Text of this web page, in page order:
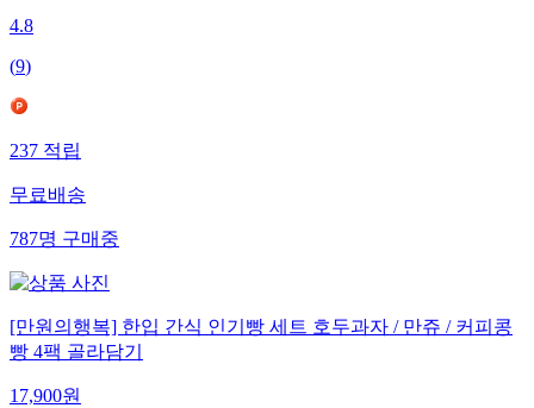
4.8
(9)
237 적립
무료배송
787명 구매중
[만원의행복] 한입 간식 인기빵 세트 호두과자 / 만쥬 / 커피콩
빵 4팩 골라담기
17,900원